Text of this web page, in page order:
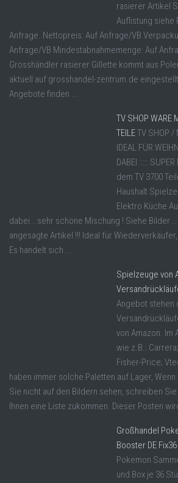
rasierer Artikel
Auflistung siehe
Anfrage. Nettopreis: Auf Anfrage/VB
Anfrage/VB Mindestabnahmemenge: Auf
Grosshändler rasierer Gillette kommt aus
aktuell auf grosshandel-zentrum.de
Angebote finden ...
TV SHOP WARE
TEILETV SHOP /
IDEAL FÜR
DABEI :::::
dem TV 3700
Haushalt
Elektro Küche
dabei...sehr schöne Mischung ! Siehe Bilder
angesagte Artikel !!! Ideal für
Es handelt sich ...
Spielzeuge von
Angebot stehen
von Amazon. Im
wie z.B.:
Fisher-Price;
haben immer solche Paletten auf Lager,
Sie nicht auf den Bildern sehen, schreiben Sie
Ihnen eine Liste zukommen. Dieser Posten
Großhandel
Booster DE Fix36
Pokemon
und Box je 36